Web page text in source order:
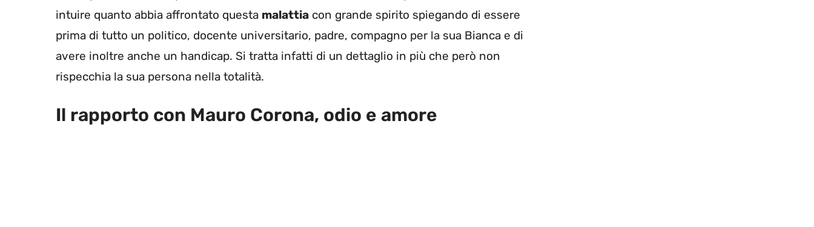
intuire quanto abbia affrontato questa malattia con grande spirito spiegando di essere
prima di tutto un politico, docente universitario, padre, compagno per la sua Bianca e di
avere inoltre anche un handicap. Si tratta infatti di un dettaglio in più che però non
rispecchia la sua persona nella totalità.
Il rapporto con Mauro Corona, odio e amore